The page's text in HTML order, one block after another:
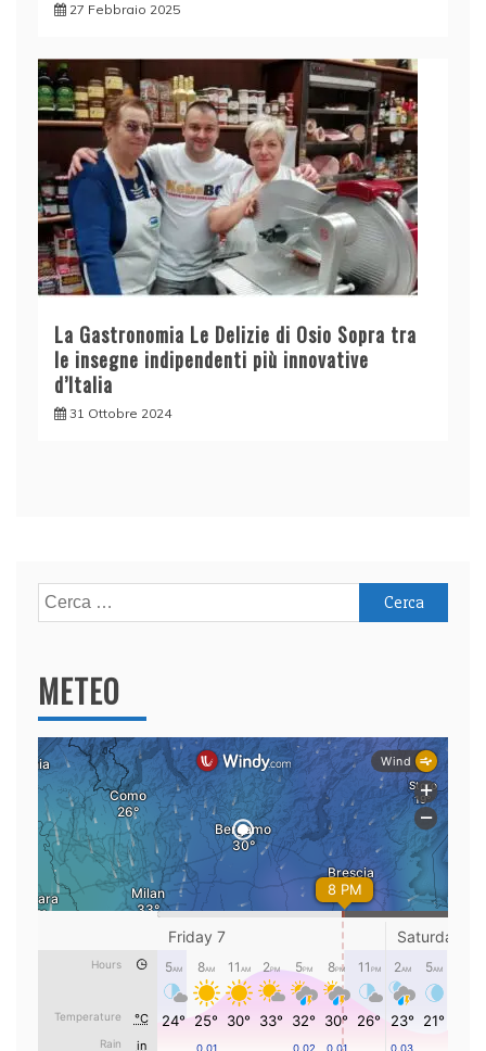
27 Febbraio 2025
La Gastronomia Le Delizie di Osio Sopra tra
le insegne indipendenti più innovative
d’Italia
31 Ottobre 2024
Ricerca
per:
METEO